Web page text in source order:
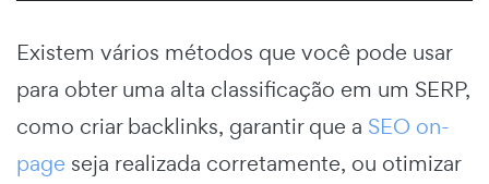
Existem vários métodos que você pode usar
para obter uma alta classificação em um SERP,
como criar backlinks, garantir que a SEO on-
page seja realizada corretamente, ou otimizar